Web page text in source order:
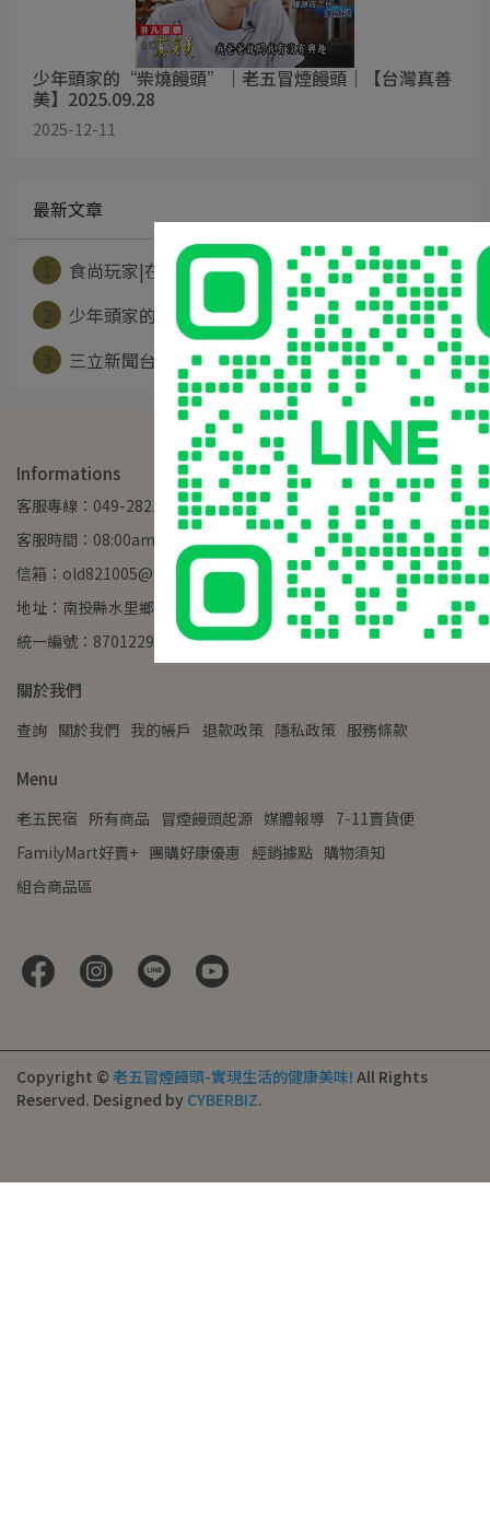
少年頭家的“柴燒饅頭”｜老五冒煙饅頭｜【台灣真善
美】2025.09.28
2025-12-11
最新文章
食尚玩家|在地人最愛灶火柴燒饅頭！老五冒⋯
少年頭家的“柴燒饅頭”｜老五冒煙饅頭｜【⋯
三立新聞台《智富食代》節目專訪
Informations
客服專線：049-2821255
客服時間：08:00am - 17:00pm
信箱：old821005@gmail.com
地址：南投縣水里鄉水信路二段8號
統一編號：87012290
關於我們
查詢 關於我們 我的帳戶 退款政策 隱私政策 服務條款
Menu
老五民宿 所有商品 冒煙饅頭起源 媒體報導 7-11賣貨便
FamilyMart好賣+ 團購好康優惠 經銷據點 購物須知
組合商品區
Copyright © 老五冒煙饅頭-實現生活的健康美味! All Rights
Reserved. Designed by CYBERBIZ.